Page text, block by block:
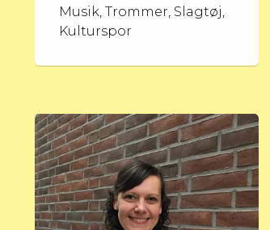
Musik, Trommer, Slagtøj,
Kulturspor